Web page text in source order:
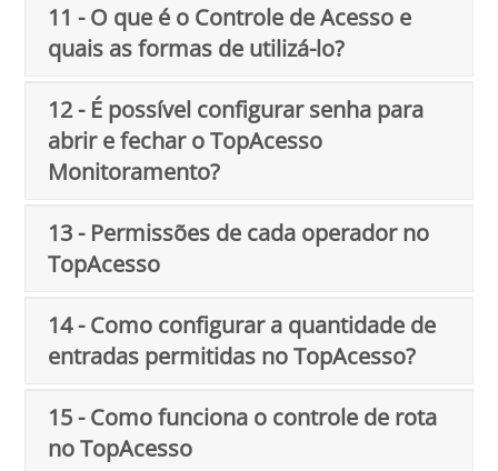
11 - O que é o Controle de Acesso e
quais as formas de utilizá-lo?
12 - É possível configurar senha para
abrir e fechar o TopAcesso
Monitoramento?
13 - Permissões de cada operador no
TopAcesso
14 - Como configurar a quantidade de
entradas permitidas no TopAcesso?
15 - Como funciona o controle de rota
no TopAcesso